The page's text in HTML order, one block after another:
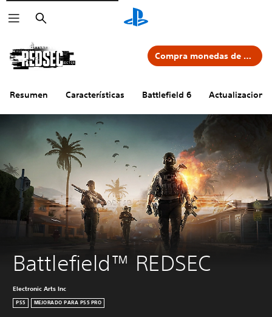
Buscar
Resumen Características Battlefield 6
Compra monedas de Battlefield
Battlefield™ REDSEC
Electronic Arts Inc
PS5 MEJORADO PARA PS5 PRO